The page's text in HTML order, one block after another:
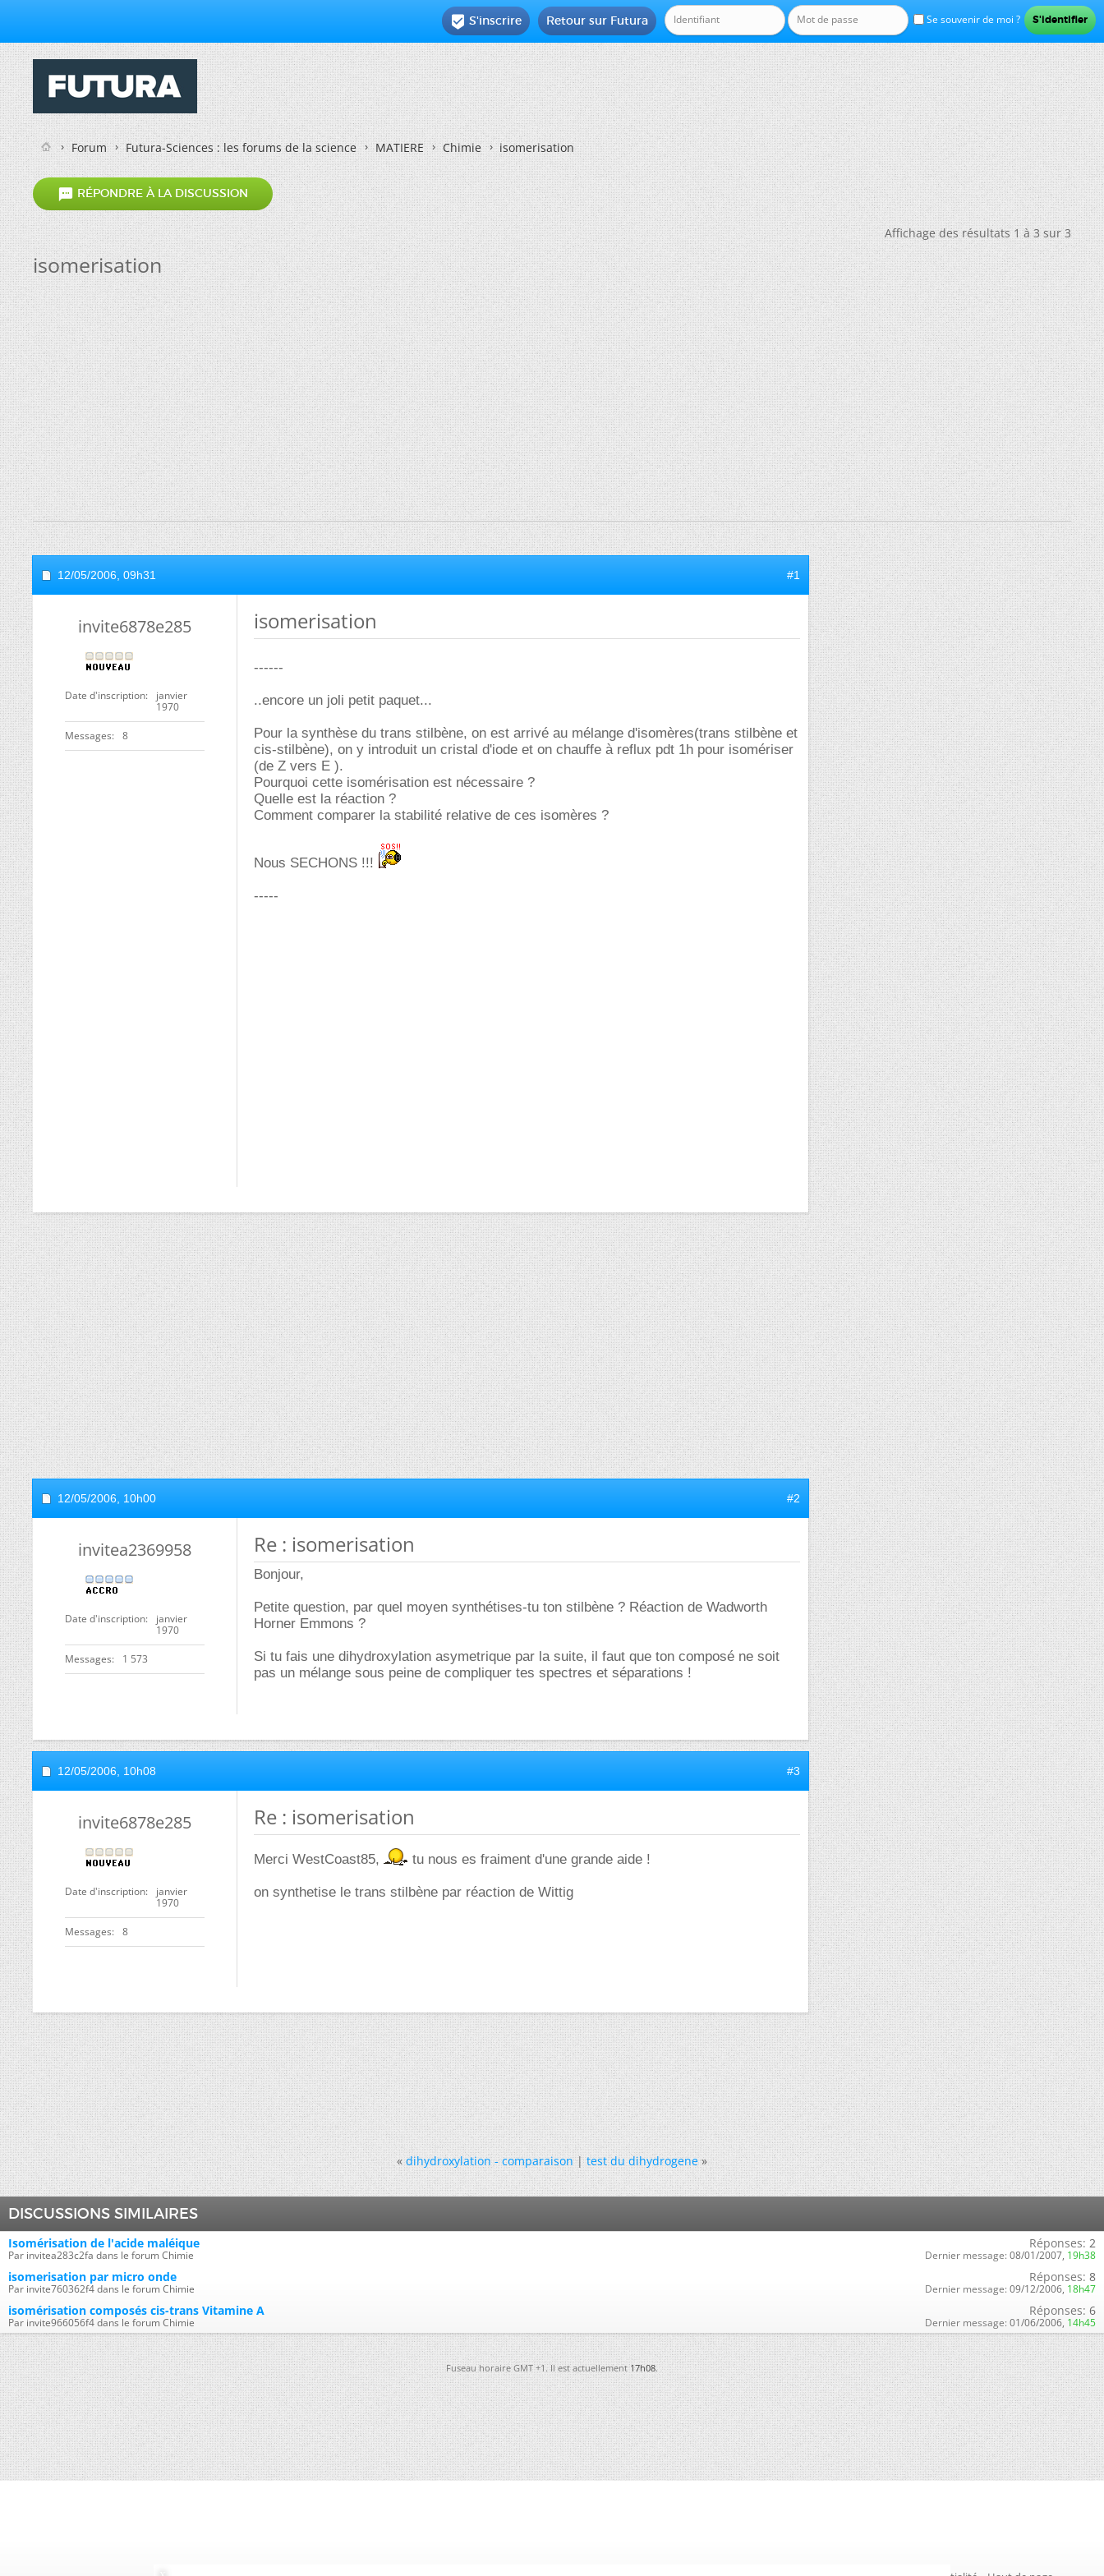
Se souvenir de moi ?
Retour sur Futura
 S'inscrire
Forum Futura-Sciences : les forums de la science MATIERE Chimie isomerisation
 RÉPONDRE À LA DISCUSSION
Affichage des résultats 1 à 3 sur 3
isomerisation
12/05/2006, 09h31 #1
invite6878e285
Date d'inscription
janvier
1970
Messages 8
isomerisation
------
..encore un joli petit paquet...
Pour la synthèse du trans stilbène, on est arrivé au mélange d'isomères(trans stilbène et
cis-stilbène), on y introduit un cristal d'iode et on chauffe à reflux pdt 1h pour isomériser
(de Z vers E ).
Pourquoi cette isomérisation est nécessaire ?
Quelle est la réaction ?
Comment comparer la stabilité relative de ces isomères ?
Nous SECHONS !!!
-----
12/05/2006, 10h00 #2
invitea2369958
Date d'inscription
janvier
1970
Messages 1 573
Re : isomerisation
Bonjour,
Petite question, par quel moyen synthétises-tu ton stilbène ? Réaction de Wadworth
Horner Emmons ?
Si tu fais une dihydroxylation asymetrique par la suite, il faut que ton composé ne soit
pas un mélange sous peine de compliquer tes spectres et séparations !
12/05/2006, 10h08 #3
invite6878e285
Date d'inscription
janvier
1970
Messages 8
Re : isomerisation
Merci WestCoast85, tu nous es fraiment d'une grande aide !
on synthetise le trans stilbène par réaction de Wittig
« dihydroxylation - comparaison|test du dihydrogene »
DISCUSSIONS SIMILAIRES
Isomérisation de l'acide maléique
Par invitea283c2fa dans le forum Chimie
Réponses: 2
Dernier message: 08/01/2007, 19h38
isomerisation par micro onde
Par invite760362f4 dans le forum Chimie
Réponses: 8
Dernier message: 09/12/2006, 18h47
isomérisation composés cis-trans Vitamine A
Par invite966056f4 dans le forum Chimie
Réponses: 6
Dernier message: 01/06/2006, 14h45
Fuseau horaire GMT +1. Il est actuellement17h08.